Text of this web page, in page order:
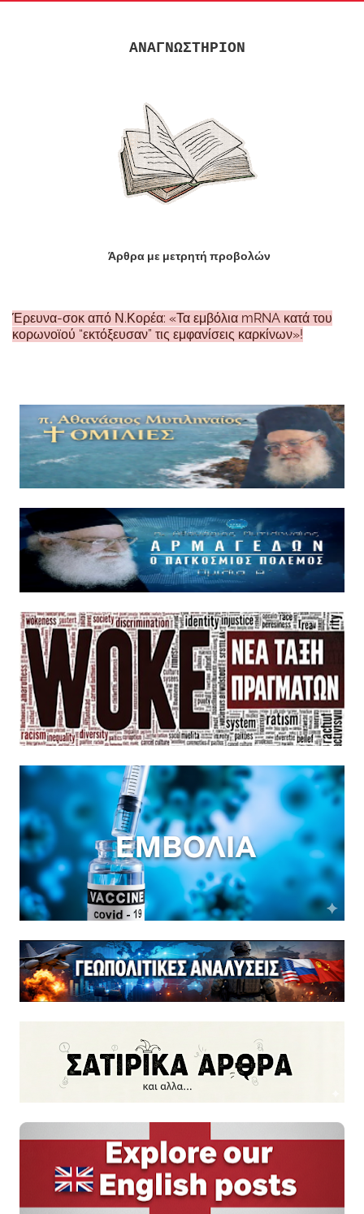
ΑΝΑΓΝΩΣΤΗΡΙΟΝ
Άρθρα με μετρητή προβολών
Έρευνα-σοκ από Ν.Κορέα: «Τα εμβόλια mRNA κατά του
κορωνοϊού “εκτόξευσαν” τις εμφανίσεις καρκίνων»!